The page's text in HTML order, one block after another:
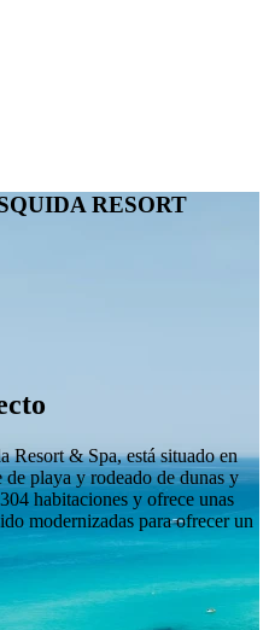
RESORT
& Spa, está situado en
playa y rodeado de dunas y
habitaciones y ofrece unas
modernizadas para ofrecer un